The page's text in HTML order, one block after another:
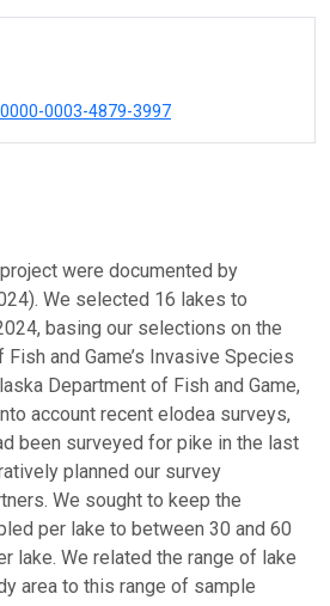
0003-4879-3997
were documented by
We selected 16 lakes to
basing our selections on the
and Game’s Invasive Species
Department of Fish and Game,
account recent elodea surveys,
been surveyed for pike in the last
planned our survey
We sought to keep the
per lake to between 30 and 60
lake. We related the range of lake
area to this range of sample